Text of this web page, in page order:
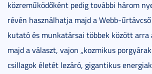
közreműködőként pedig további három
révén használhatja majd a Webb-
kutató és munkatársai többek között arra
majd a választ, vajon „kozmikus
csillagok életét lezáró, gigantikus